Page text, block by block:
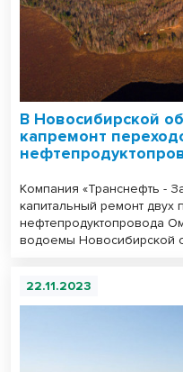
В Новосибирской
капремонт
Компания «Транснефть -
капитальный ремонт двух
нефтепродуктопровода
водоемы Новосибирской
22.11.2023